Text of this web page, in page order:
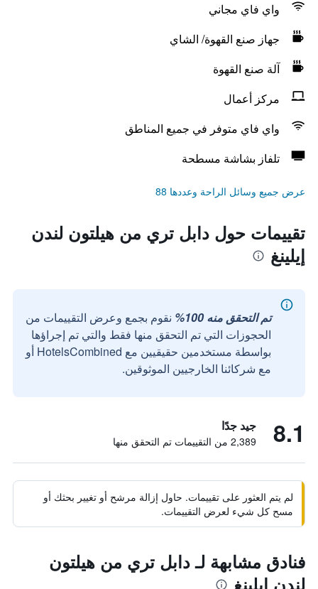
واي فاي مجاني
جهاز صنع القهوة/ الشاي
آلة صنع القهوة
مركز أعمال
واي فاي متوفر في جميع المناطق
تلفاز بشاشة مسطحة
عرض جميع وسائل الراحة وعددها 88
تقييمات حول دابل تري من هيلتون لندن
إيلينغ
تم التحقق منه 100%
نقوم بجمع وعرض التقييمات من
الحجوزات التي تم التحقق منها فقط والتي تم إجراؤها
بواسطة مستخدمين حقيقيين مع HotelsCombined أو
مع شركائنا الخارجيين الموثوقين.
8.1 جيد جدًا
2,389 من التقييمات تم التحقق منها
لم يتم العثور على تقييمات. حاول إزالة مرشح أو تغيير بحثك أو
مسح كل شيء لعرض التقييمات.
فنادق مشابهة لـ دابل تري من هيلتون
لندن إيلينغ